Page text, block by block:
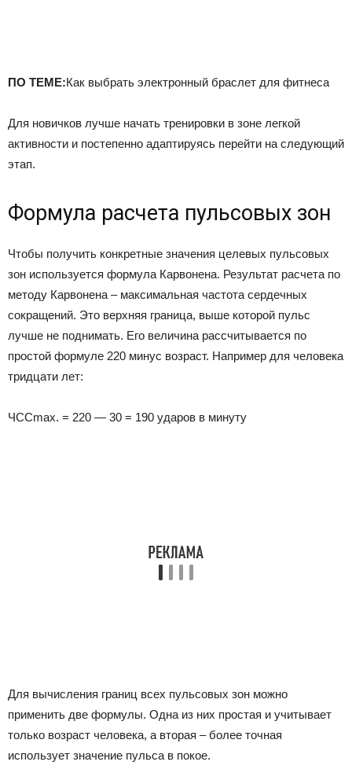
ПО ТЕМЕ:Как выбрать электронный браслет для фитнеса
Для новичков лучше начать тренировки в зоне легкой
активности и постепенно адаптируясь перейти на следующий
этап.
Формула расчета пульсовых зон
Чтобы получить конкретные значения целевых пульсовых
зон используется формула Карвонена. Результат расчета по
методу Карвонена – максимальная частота сердечных
сокращений. Это верхняя граница, выше которой пульс
лучше не поднимать. Его величина рассчитывается по
простой формуле 220 минус возраст. Например для человека
тридцати лет:
ЧССmax. = 220 — 30 = 190 ударов в минуту
Для вычисления границ всех пульсовых зон можно
применить две формулы. Одна из них простая и учитывает
только возраст человека, а вторая – более точная
использует значение пульса в покое.